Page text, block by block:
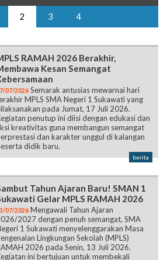
RAMAH 2026 Berakhir,
Kesan Semangat
MPLS SMA Negeri 1 Sukawati yang
pada Jumat, 17 Juli 2026.
penutup ini diisi dengan edukasi dan
kreativitas guna membangun semangat
dan karakter unggul di kalangan
didik baru.
berita
Tahun Ajaran Baru! SMAN 1
Gelar MPLS RAMAH 2026
2027 dengan penuh semangat, SMA
1 Sukawati menyelenggarakan Masa
Lingkungan Sekolah (MPLS)
2026 pada Senin, 13 Juli 2026.
ini bertujuan untuk membekali
didik baru agar lebih mengenal
sekolah, mengembangkan potensi
serta mempersiapkan diri mengikuti
pembelajaran.